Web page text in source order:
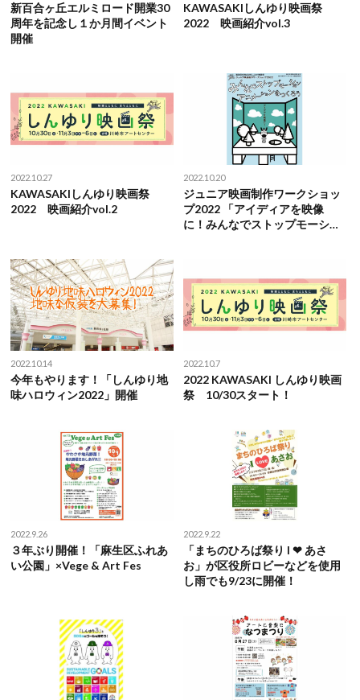
新百合ヶ丘エルミロード開業30
周年を記念し１か月間イベント
開催
KAWASAKIしんゆり映画祭
2022 映画紹介vol.3
2022.10.27
KAWASAKIしんゆり映画祭
2022 映画紹介vol.2
2022.10.20
ジュニア映画制作ワークショッ
プ2022 「アイディアを映像
に！みんなでストップモーショ
2022.10.14
今年もやります！「しんゆり地
味ハロウィン2022」開催
2022.10.7
2022 KAWASAKI しんゆり映画
祭 10/30スタート！
2022.9.26
３年ぶり開催！「麻生区ふれあ
い公園」×Vege & Art Fes
2022.9.22
「まちのひろば祭り I ❤︎ あさ
お」が区役所ロビーなどを使用
し雨でも9/23に開催！